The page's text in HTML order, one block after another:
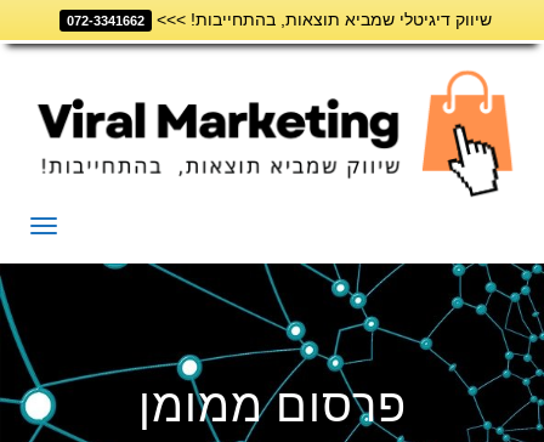
שיווק דיגיטלי שמביא תוצאות, בהתחייבות! >>> 072-3341662
לתוכן
פרסום ממומן